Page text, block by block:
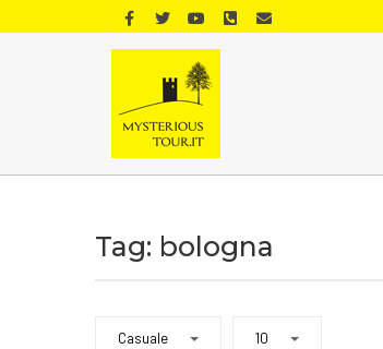
Tag: bologna
Casuale 10